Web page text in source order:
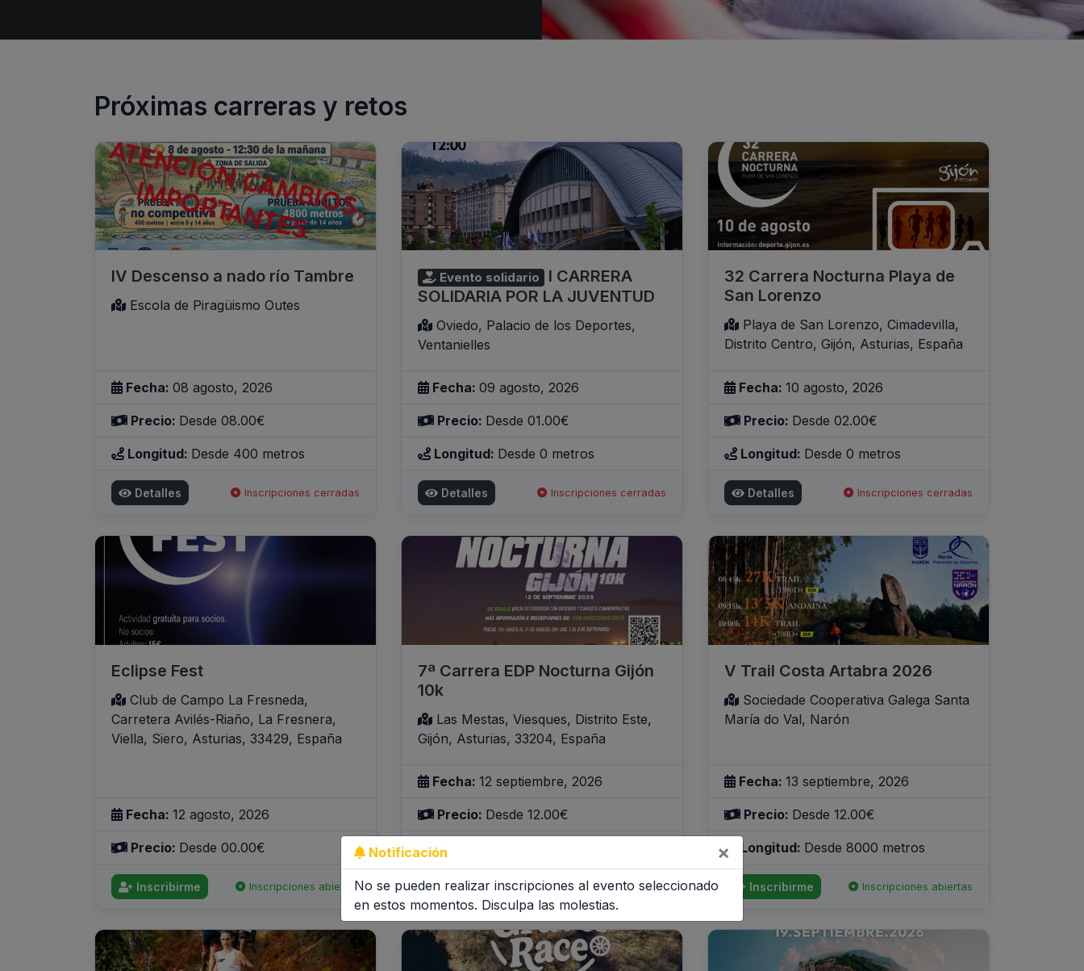
Notificación ×
No se pueden realizar inscripciones al evento seleccionado
en estos momentos. Disculpa las molestias.
Próximas carreras y retos
IV Descenso a nado río Tambre
Escola de Piragüismo Outes
Fecha: 08 agosto, 2026
Precio: Desde 08.00€
Longitud: Desde 400 metros
Detalles Inscripciones cerradas
Evento solidario
I CARRERA
SOLIDARIA POR LA JUVENTUD
Oviedo, Palacio de los Deportes,
Ventanielles
Fecha: 09 agosto, 2026
Precio: Desde 01.00€
Longitud: Desde 0 metros
Detalles Inscripciones cerradas
32 Carrera Nocturna Playa de
San Lorenzo
Playa de San Lorenzo, Cimadevilla,
Distrito Centro, Gijón, Asturias, España
Fecha: 10 agosto, 2026
Precio: Desde 02.00€
Longitud: Desde 0 metros
Detalles Inscripciones cerradas
Eclipse Fest
Club de Campo La Fresneda,
Carretera Avilés-Riaño, La Fresnera,
Viella, Siero, Asturias, 33429, España
Fecha: 12 agosto, 2026
Precio: Desde 00.00€
Inscribirme Inscripciones abiertas
7ª Carrera EDP Nocturna Gijón
10k
Las Mestas, Viesques, Distrito Este,
Gijón, Asturias, 33204, España
Fecha: 12 septiembre, 2026
Precio: Desde 12.00€
Longitud:
Inscribirme Inscripciones abiertas
V Trail Costa Artabra 2026
Sociedade Cooperativa Galega Santa
María do Val, Narón
Fecha: 13 septiembre, 2026
Precio: Desde 12.00€
Longitud: Desde 8000 metros
Inscribirme Inscripciones abiertas